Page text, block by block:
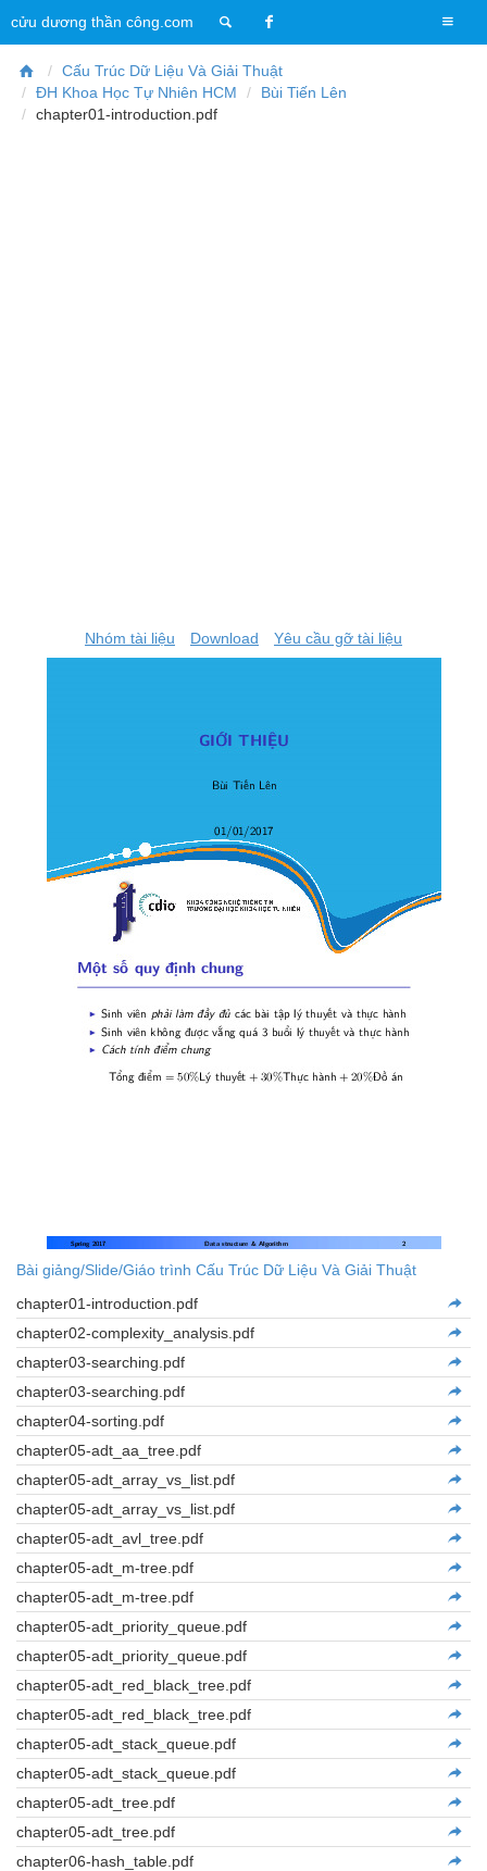
T
o
cửu dương thần công.com
Cấu Trúc Dữ Liệu Và Giải Thuật
ĐH Khoa Học Tự Nhiên HCM
Bùi Tiến Lên
chapter01-introduction.pdf
Nhóm tài liệu Download Yêu cầu gỡ tài liệu
Bài giảng/Slide/Giáo trình Cấu Trúc Dữ Liệu Và Giải Thuật
chapter01-introduction.pdf
chapter02-complexity_analysis.pdf
chapter03-searching.pdf
chapter03-searching.pdf
chapter04-sorting.pdf
chapter05-adt_aa_tree.pdf
chapter05-adt_array_vs_list.pdf
chapter05-adt_array_vs_list.pdf
chapter05-adt_avl_tree.pdf
chapter05-adt_m-tree.pdf
chapter05-adt_m-tree.pdf
chapter05-adt_priority_queue.pdf
chapter05-adt_priority_queue.pdf
chapter05-adt_red_black_tree.pdf
chapter05-adt_red_black_tree.pdf
chapter05-adt_stack_queue.pdf
chapter05-adt_stack_queue.pdf
chapter05-adt_tree.pdf
chapter05-adt_tree.pdf
chapter06-hash_table.pdf